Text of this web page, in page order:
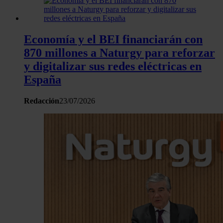
hecho de sus servicios.
Economía y el BEI financiarán con
870 millones a Naturgy para reforzar
y digitalizar sus redes eléctricas en
España
Redacción23/07/2026